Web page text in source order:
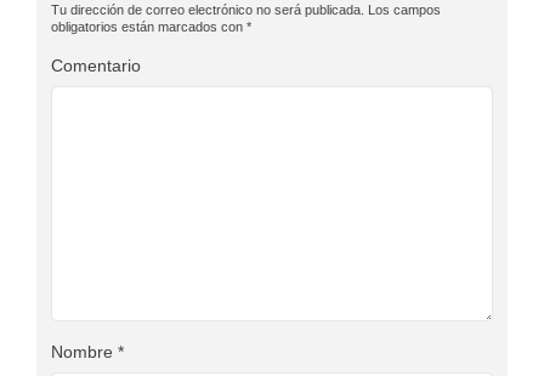
Tu dirección de correo electrónico no será publicada. Los campos
obligatorios están marcados con *
Comentario
Nombre *